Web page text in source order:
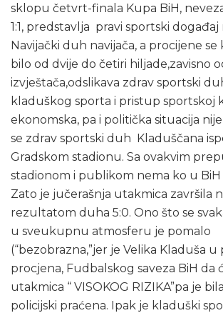
sklopu četvrt-finala Kupa BiH,
1:1, predstavlja pravi sportski događaj
Navijački duh navijača, a procijene se
bilo od dvije do četiri hiljade,zavisno
izvještača,odslikava zdrav sportski
kladuškog sporta i pristup sportskoj
ekonomska, pa i politička situacija
se zdrav sportski duh Kladuščana
Gradskom stadionu. Sa ovakvim
stadionom i publikom nema ko u BiH
Zato je jučerašnja utakmica završila
rezultatom duha 5:0. Ono što se
u sveukupnu atmosferu je pomalo
(“bezobrazna,”jer je Velika Kladuša u
procjena, Fudbalskog saveza BiH da
utakmica “ VISOKOG RIZIKA”pa je
policijski praćena. Ipak je kladuški